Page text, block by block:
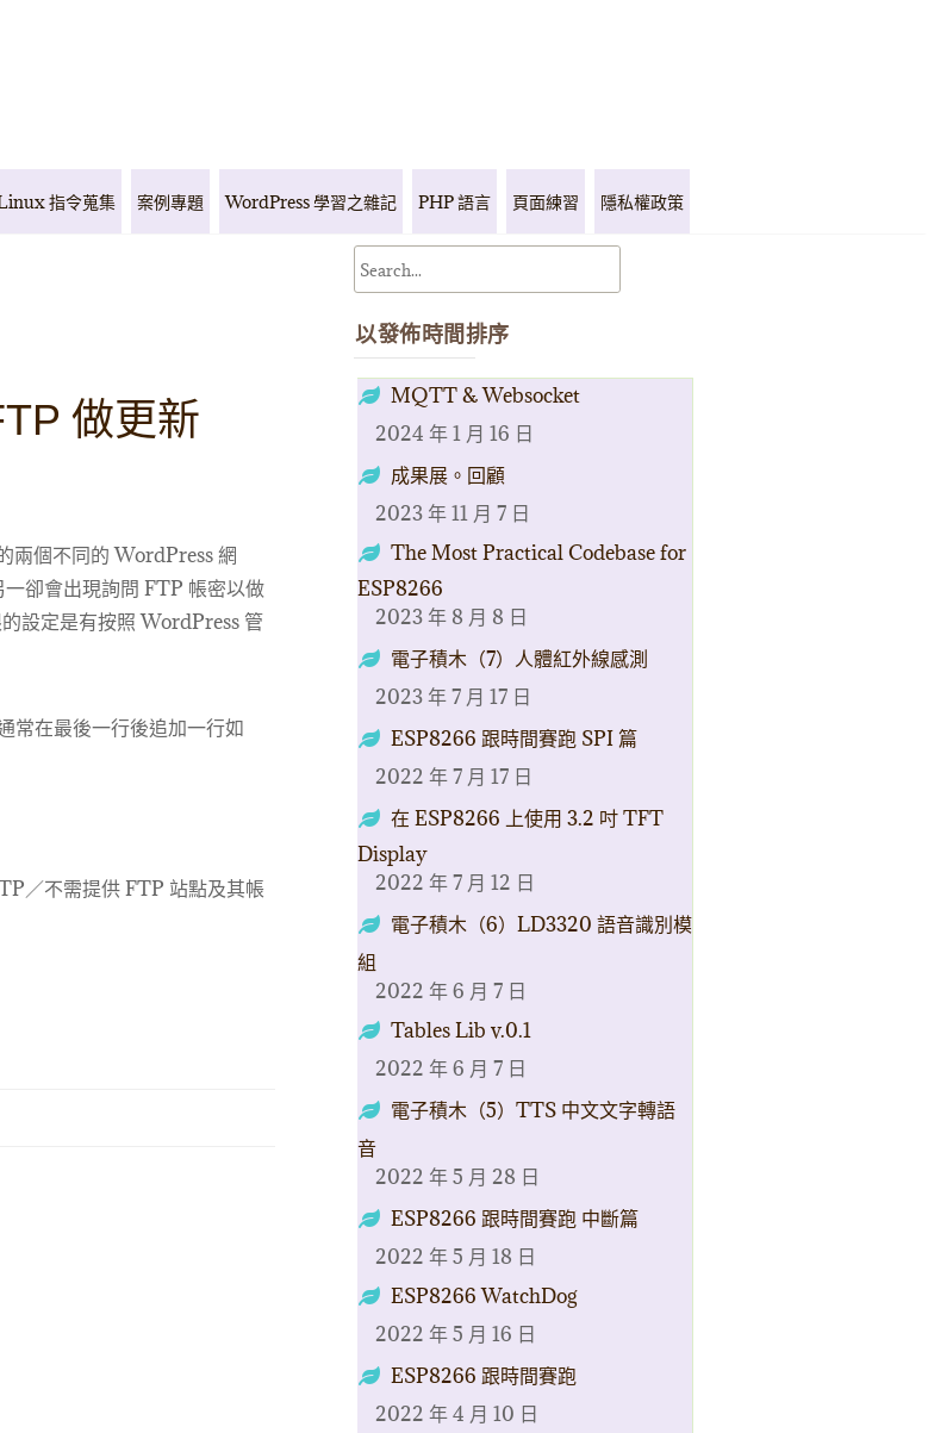
指令蒐集 案例專題 WordPress 學習之雜記 PHP 語言 頁面練習 隱私權政策
做更新
兩個不同的 WordPress 網
卻會出現詢問 FTP 帳密以做
設定是有按照 WordPress 管
在最後一行後追加一行如
／不需提供 FTP 站點及其帳
以發佈時間排序
MQTT & Websocket
2024 年 1 月 16 日
成果展。回顧
2023 年 11 月 7 日
The Most Practical Codebase for
ESP8266
2023 年 8 月 8 日
電子積木（7）人體紅外線感測
2023 年 7 月 17 日
ESP8266 跟時間賽跑 SPI 篇
2022 年 7 月 17 日
在 ESP8266 上使用 3.2 吋 TFT
Display
2022 年 7 月 12 日
電子積木（6）LD3320 語音識別模
組
2022 年 6 月 7 日
Tables Lib v.0.1
2022 年 6 月 7 日
電子積木（5）TTS 中文文字轉語
音
2022 年 5 月 28 日
ESP8266 跟時間賽跑 中斷篇
2022 年 5 月 18 日
ESP8266 WatchDog
2022 年 5 月 16 日
ESP8266 跟時間賽跑
2022 年 4 月 10 日